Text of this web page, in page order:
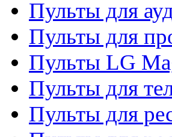
Пульты для
Пульты для
Пульты LG
Пульты для
Пульты для